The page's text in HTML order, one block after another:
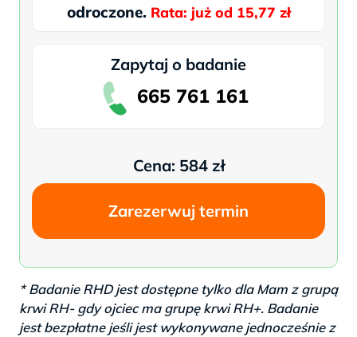
odroczone. Rata: już od 15,77 zł
Zapytaj o badanie
665 761 161
Cena: 584 zł
Zarezerwuj termin
* Badanie RHD jest dostępne tylko dla Mam z grupą
krwi RH- gdy ojciec ma grupę krwi RH+. Badanie
jest bezpłatne jeśli jest wykonywane jednocześnie z